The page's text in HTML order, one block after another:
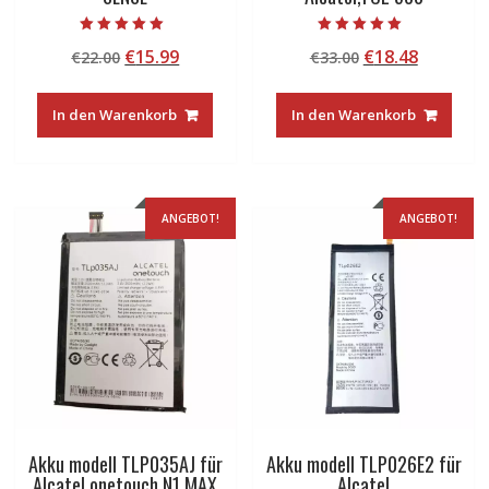
5.00
von 5
€22.00 Ursprünglicher
war:
€22.00
€15.99Aktueller
ist:
€15.99.
In den Warenkorb
5.00
von 5
€33.00 Ursprünglicher
war:
€33.00
€18.48
ist:
€18.48.
In den Warenkorb
ANGEBOT!
Akku modell TLP035AJ für
ANGEBOT!
Akku modell TLP026E2 für